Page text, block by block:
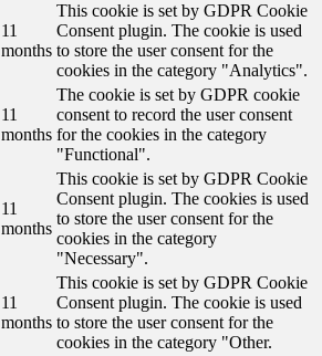
11
months
This cookie is set by GDPR Cookie
Consent plugin. The cookie is used
to store the user consent for the
cookies in the category "Analytics".
11
months
The cookie is set by GDPR cookie
consent to record the user consent
for the cookies in the category
"Functional".
11
months
This cookie is set by GDPR Cookie
Consent plugin. The cookies is used
to store the user consent for the
cookies in the category
"Necessary".
11
months
This cookie is set by GDPR Cookie
Consent plugin. The cookie is used
to store the user consent for the
cookies in the category "Other.